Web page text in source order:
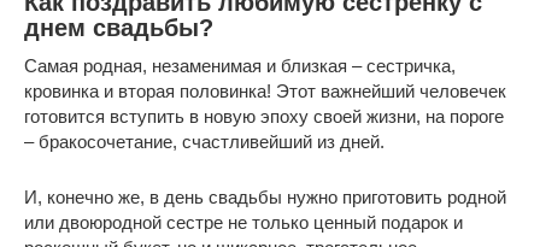
днем свадьбы?
Самая родная, незаменимая и близкая – сестричка,
кровинка и вторая половинка! Этот важнейший человечек
готовится вступить в новую эпоху своей жизни, на пороге
– бракосочетание, счастливейший из дней.
И, конечно же, в день свадьбы нужно приготовить родной
или двоюродной сестре не только ценный подарок и